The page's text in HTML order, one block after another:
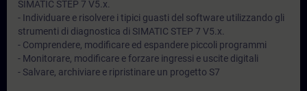
SIMATIC STEP 7 V5.x.
- Individuare e risolvere i tipici guasti del software utilizzando gli
strumenti di diagnostica di SIMATIC STEP 7 V5.x.
- Comprendere, modificare ed espandere piccoli programmi
- Monitorare, modificare e forzare ingressi e uscite digitali
- Salvare, archiviare e ripristinare un progetto S7